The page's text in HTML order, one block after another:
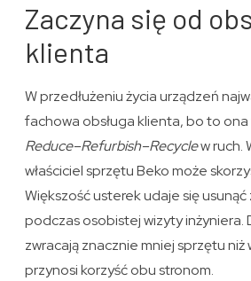
Zaczyna się od
klienta
W przedłużeniu życia urządzeń
fachowa obsługa klienta, bo to ona
Reduce–Refurbish–Recyclew ruch.
właściciel sprzętu Beko może
Większość usterek udaje się
podczas osobistej wizyty inżyniera.
zwracają znacznie mniej sprzętu niż
przynosi korzyść obu stronom.